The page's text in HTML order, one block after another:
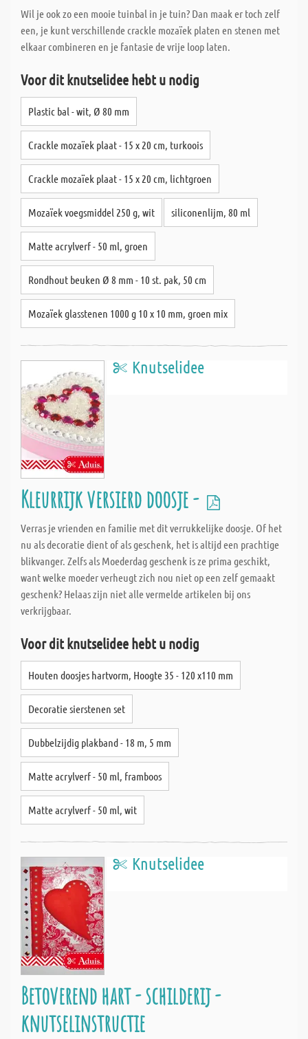
Wil je ook zo een mooie tuinbal in je tuin? Dan maak er toch zelf
een, je kunt verschillende crackle mozaïek platen en stenen met
elkaar combineren en je fantasie de vrije loop laten.
Voor dit knutselidee hebt u nodig
Plastic bal - wit, Ø 80 mm
Crackle mozaïek plaat - 15 x 20 cm, turkoois
Crackle mozaïek plaat - 15 x 20 cm, lichtgroen
Mozaïek voegsmiddel 250 g, wit siliconenlijm, 80 ml
Matte acrylverf - 50 ml, groen
Rondhout beuken Ø 8 mm - 10 st. pak, 50 cm
Mozaïek glasstenen 1000 g 10 x 10 mm, groen mix
Knutselidee
Kleurrijk versierd doosje -
Verras je vrienden en familie met dit verrukkelijke doosje. Of het
nu als decoratie dient of als geschenk, het is altijd een prachtige
blikvanger. Zelfs als Moederdag geschenk is ze prima geschikt,
want welke moeder verheugt zich nou niet op een zelf gemaakt
geschenk? Helaas zijn niet alle vermelde artikelen bij ons
verkrijgbaar.
Voor dit knutselidee hebt u nodig
Houten doosjes hartvorm, Hoogte 35 - 120 x110 mm
Decoratie sierstenen set
Dubbelzijdig plakband - 18 m, 5 mm
Matte acrylverf - 50 ml, framboos
Matte acrylverf - 50 ml, wit
Knutselidee
Betoverend hart - schilderij -
knutselinstructie